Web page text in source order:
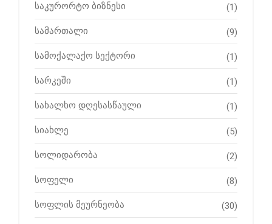
საკურორტო ბიზნესი (1)
სამართალი (9)
სამოქალაქო სექტორი (1)
სარკეში (1)
სახალხო დღესასწაული (1)
სიახლე (5)
სოლიდარობა (2)
სოფელი (8)
სოფლის მეურნეობა (30)